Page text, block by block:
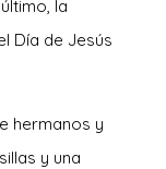
la
Día de Jesús
hermanos y
y una